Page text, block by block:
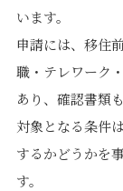
います。
申請には、移住
職・テレワーク
あり、確認書類
対象となる条件
するかどうかを
す。